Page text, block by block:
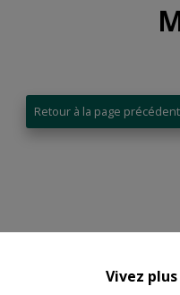
Vivez
Retour à la page